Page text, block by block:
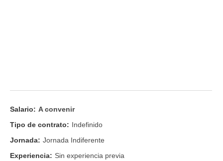
Salario: A convenir
Tipo de contrato: Indefinido
Jornada: Jornada Indiferente
Experiencia: Sin experiencia previa